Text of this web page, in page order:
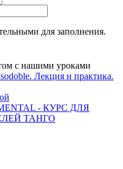
для заполнения.
с нашими уроками
Лекция и практика.
- КУРС ДЛЯ
ТАНГО